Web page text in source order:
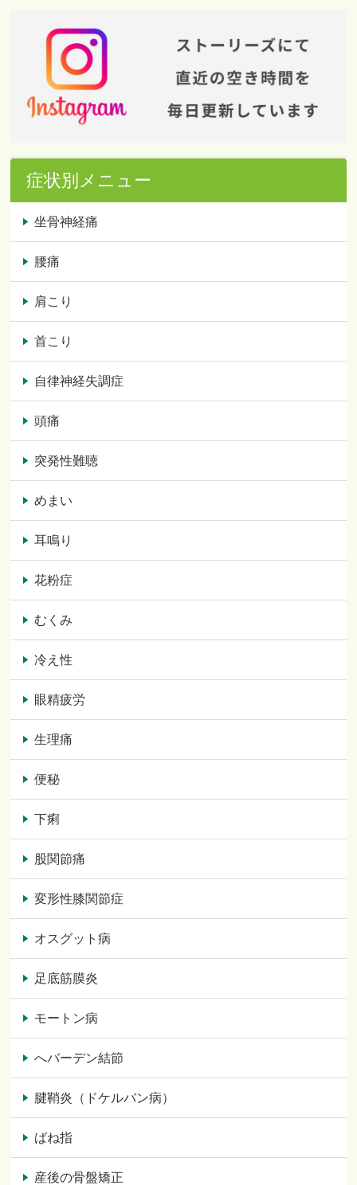
症状別メニュー
坐骨神経痛
腰痛
肩こり
首こり
自律神経失調症
頭痛
突発性難聴
めまい
耳鳴り
花粉症
むくみ
冷え性
眼精疲労
生理痛
便秘
下痢
股関節痛
変形性膝関節症
オスグット病
足底筋膜炎
モートン病
へバーデン結節
腱鞘炎（ドケルバン病）
ばね指
産後の骨盤矯正